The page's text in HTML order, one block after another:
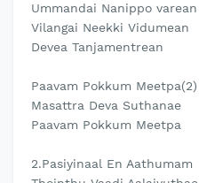
Ummandai Nanippo varean
Vilangai Neekki Vidumean
Devea Tanjamentrean
Paavam Pokkum Meetpa(2)
Masattra Deva Suthanae
Paavam Pokkum Meetpa
2.Pasiyinaal En Aathumam